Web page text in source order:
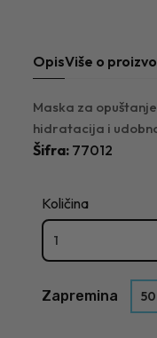
OpisViše o
Maska za
hidratacija i
Šifra 77012
Količina
Zapremina